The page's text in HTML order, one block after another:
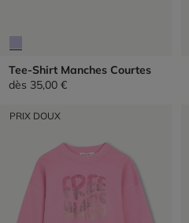
Tee-Shirt Manches Courtes
dès 35,00 €
PRIX DOUX